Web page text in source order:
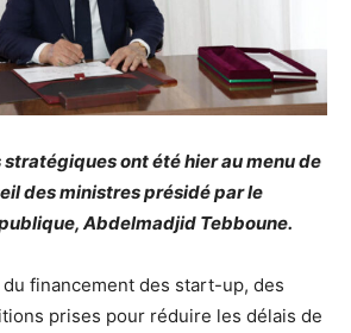
ont été hier au menu de
des ministres présidé par le
Abdelmadjid Tebboune.
du financement des start-up, des
prises pour réduire les délais de